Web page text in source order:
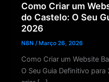
Como Criar um
do Castelo: O Seu
2026
N8N/ Março 26, 2026
Como Criar um Website
O Seu Guia Definitivo